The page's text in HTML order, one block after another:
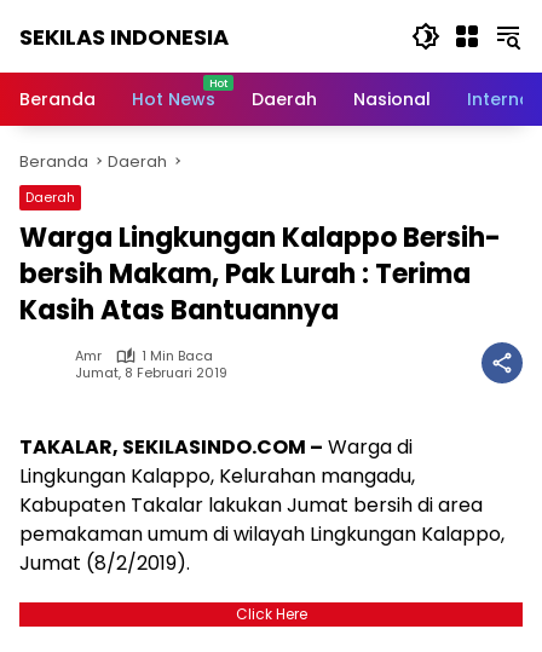
SEKILAS INDONESIA
Terkini,
Latest
World,
Headlines,
News
Today
Beranda Hot News Daerah Nasional
Beranda Daerah
Daerah
Warga Lingkungan Kalappo Bersih-
bersih Makam, Pak Lurah : Terima
Kasih Atas Bantuannya
Amr
1 Min Baca
Jumat, 8 Februari 2019
TAKALAR, SEKILASINDO.COM – Warga di
Lingkungan Kalappo, Kelurahan mangadu,
Kabupaten Takalar lakukan Jumat bersih di area
pemakaman umum di wilayah Lingkungan Kalappo,
Jumat (8/2/2019).
Click Here